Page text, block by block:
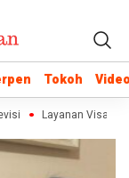
Tokoh
Tokoh
Layanan Visa PMI